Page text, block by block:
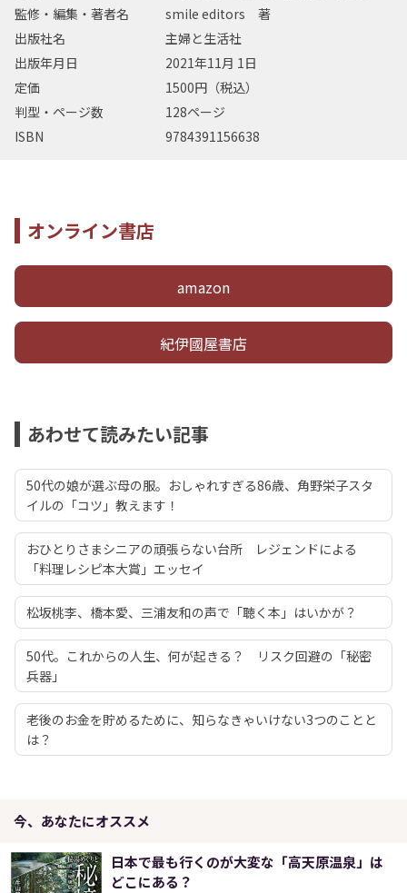
監修・編集・著者名
smile editors 著
出版社名
主婦と生活社
出版年月日
2021年11月 1日
定価
1500円（税込）
判型・ページ数
128ページ
ISBN
9784391156638
オンライン書店
amazon
紀伊國屋書店
あわせて読みたい記事
50代の娘が選ぶ母の服。おしゃれすぎる86歳、角野栄子スタ
イルの「コツ」教えます！
おひとりさまシニアの頑張らない台所 レジェンドによる
「料理レシピ本大賞」エッセイ
松坂桃李、橋本愛、三浦友和の声で「聴く本」はいかが？
50代。これからの人生、何が起きる？ リスク回避の「秘密
兵器」
老後のお金を貯めるために、知らなきゃいけない3つのことと
は？
今、あなたにオススメ
日本で最も行くのが大変な「高天原温泉」は
どこにある？